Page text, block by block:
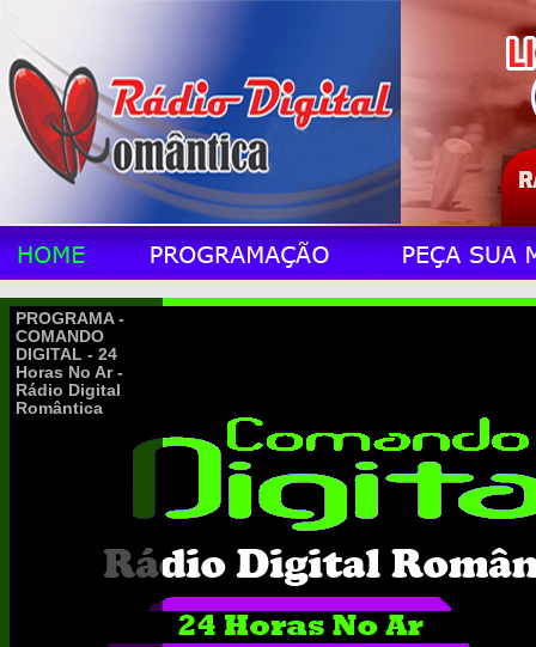
PROGRAMA -
COMANDO
DIGITAL - 24
Horas No Ar -
Rádio Digital
Romântica